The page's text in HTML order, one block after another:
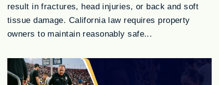
result in fractures, head injuries, or back and soft
tissue damage. California law requires property
owners to maintain reasonably safe...